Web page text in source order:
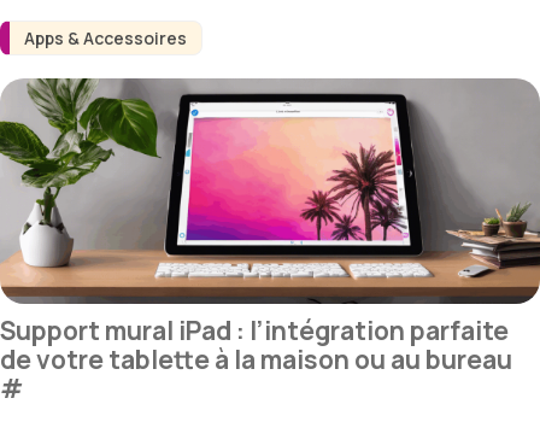
Apps & Accessoires
Support mural iPad : l’intégration parfaite
de votre tablette à la maison ou au bureau
#